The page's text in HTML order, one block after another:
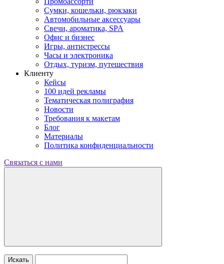
Сумки, кошельки, рюкзаки
Автомобильные аксессуары
Свечи, ароматика, SPA
Офис и бизнес
Игры, антистрессы
Часы и электроника
Отдых, туризм, путешествия
Клиенту
Кейсы
100 идей рекламы
Тематическая полиграфия
Новости
Требования к макетам
Блог
Материалы
Политика конфиденциальности
Связаться с нами
Искать